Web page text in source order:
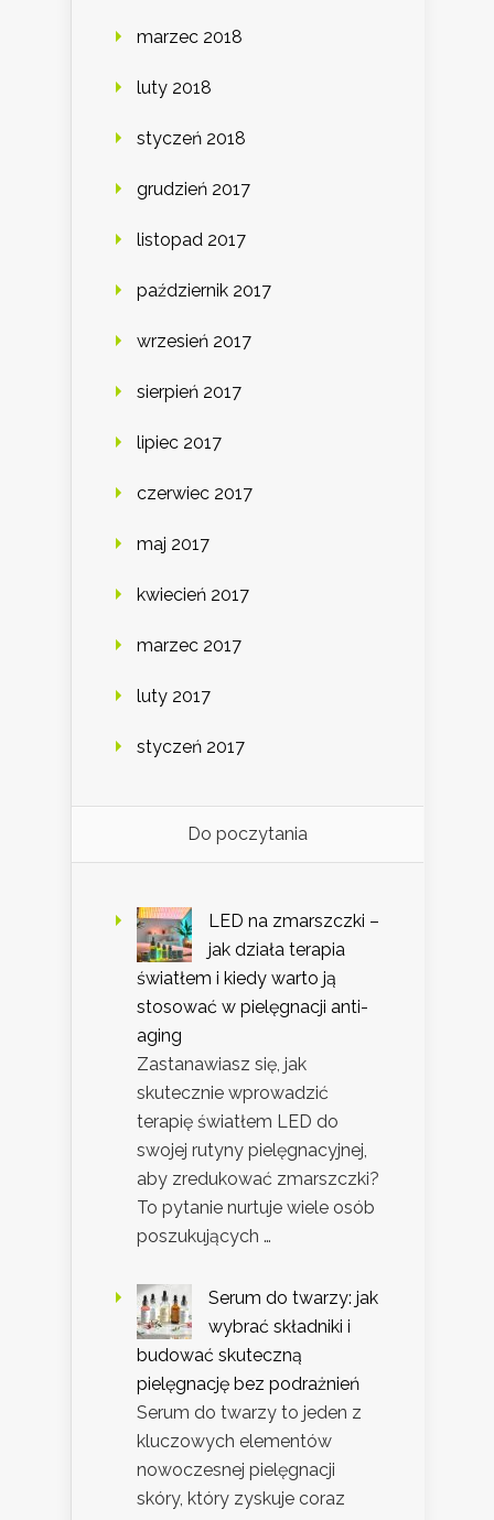
marzec 2018
luty 2018
styczeń 2018
grudzień 2017
listopad 2017
październik 2017
wrzesień 2017
sierpień 2017
lipiec 2017
czerwiec 2017
maj 2017
kwiecień 2017
marzec 2017
luty 2017
styczeń 2017
Do poczytania
LED na zmarszczki –
jak działa terapia
światłem i kiedy warto ją
stosować w pielęgnacji anti-
aging
Zastanawiasz się, jak
skutecznie wprowadzić
terapię światłem LED do
swojej rutyny pielęgnacyjnej,
aby zredukować zmarszczki?
To pytanie nurtuje wiele osób
poszukujących …
Serum do twarzy: jak
wybrać składniki i
budować skuteczną
pielęgnację bez podrażnień
Serum do twarzy to jeden z
kluczowych elementów
nowoczesnej pielęgnacji
skóry, który zyskuje coraz